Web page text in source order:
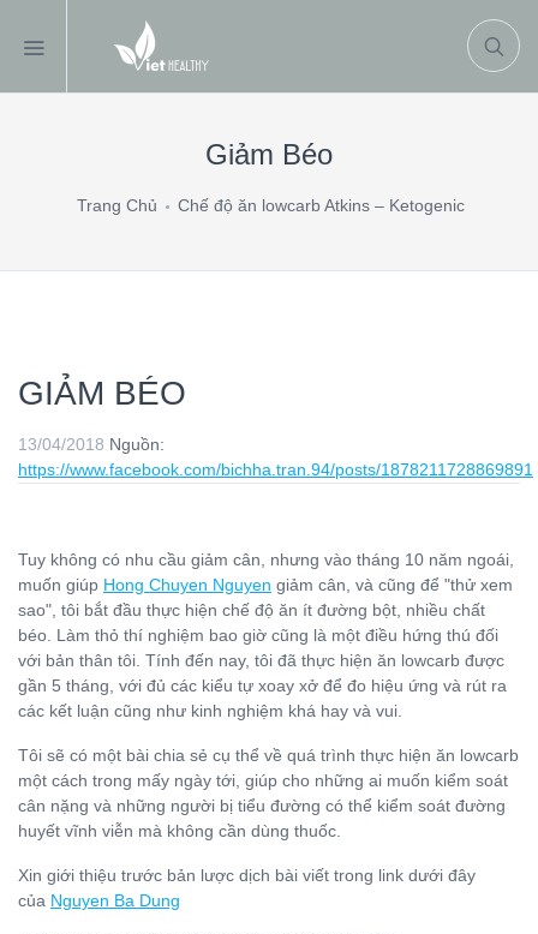
Giảm Béo
Trang Chủ Chế độ ăn lowcarb Atkins – Ketogenic
GIẢM BÉO
13/04/2018 Nguồn:
https://www.facebook.com/bichha.tran.94/posts/1878211728869891
Tuy không có nhu cầu giảm cân, nhưng vào tháng 10 năm ngoái,
muốn giúp Hong Chuyen Nguyen giảm cân, và cũng để "thử xem
sao", tôi bắt đầu thực hiện chế độ ăn ít đường bột, nhiều chất
béo. Làm thỏ thí nghiệm bao giờ cũng là một điều hứng thú đối
với bản thân tôi. Tính đến nay, tôi đã thực hiện ăn lowcarb được
gần 5 tháng, với đủ các kiểu tự xoay xở để đo hiệu ứng và rút ra
các kết luận cũng như kinh nghiệm khá hay và vui.
Tôi sẽ có một bài chia sẻ cụ thể về quá trình thực hiện ăn lowcarb
một cách trong mấy ngày tới, giúp cho những ai muốn kiểm soát
cân nặng và những người bị tiểu đường có thể kiểm soát đường
huyết vĩnh viễn mà không cần dùng thuốc.
Xin giới thiệu trước bản lược dịch bài viết trong link dưới đây
của Nguyen Ba Dung